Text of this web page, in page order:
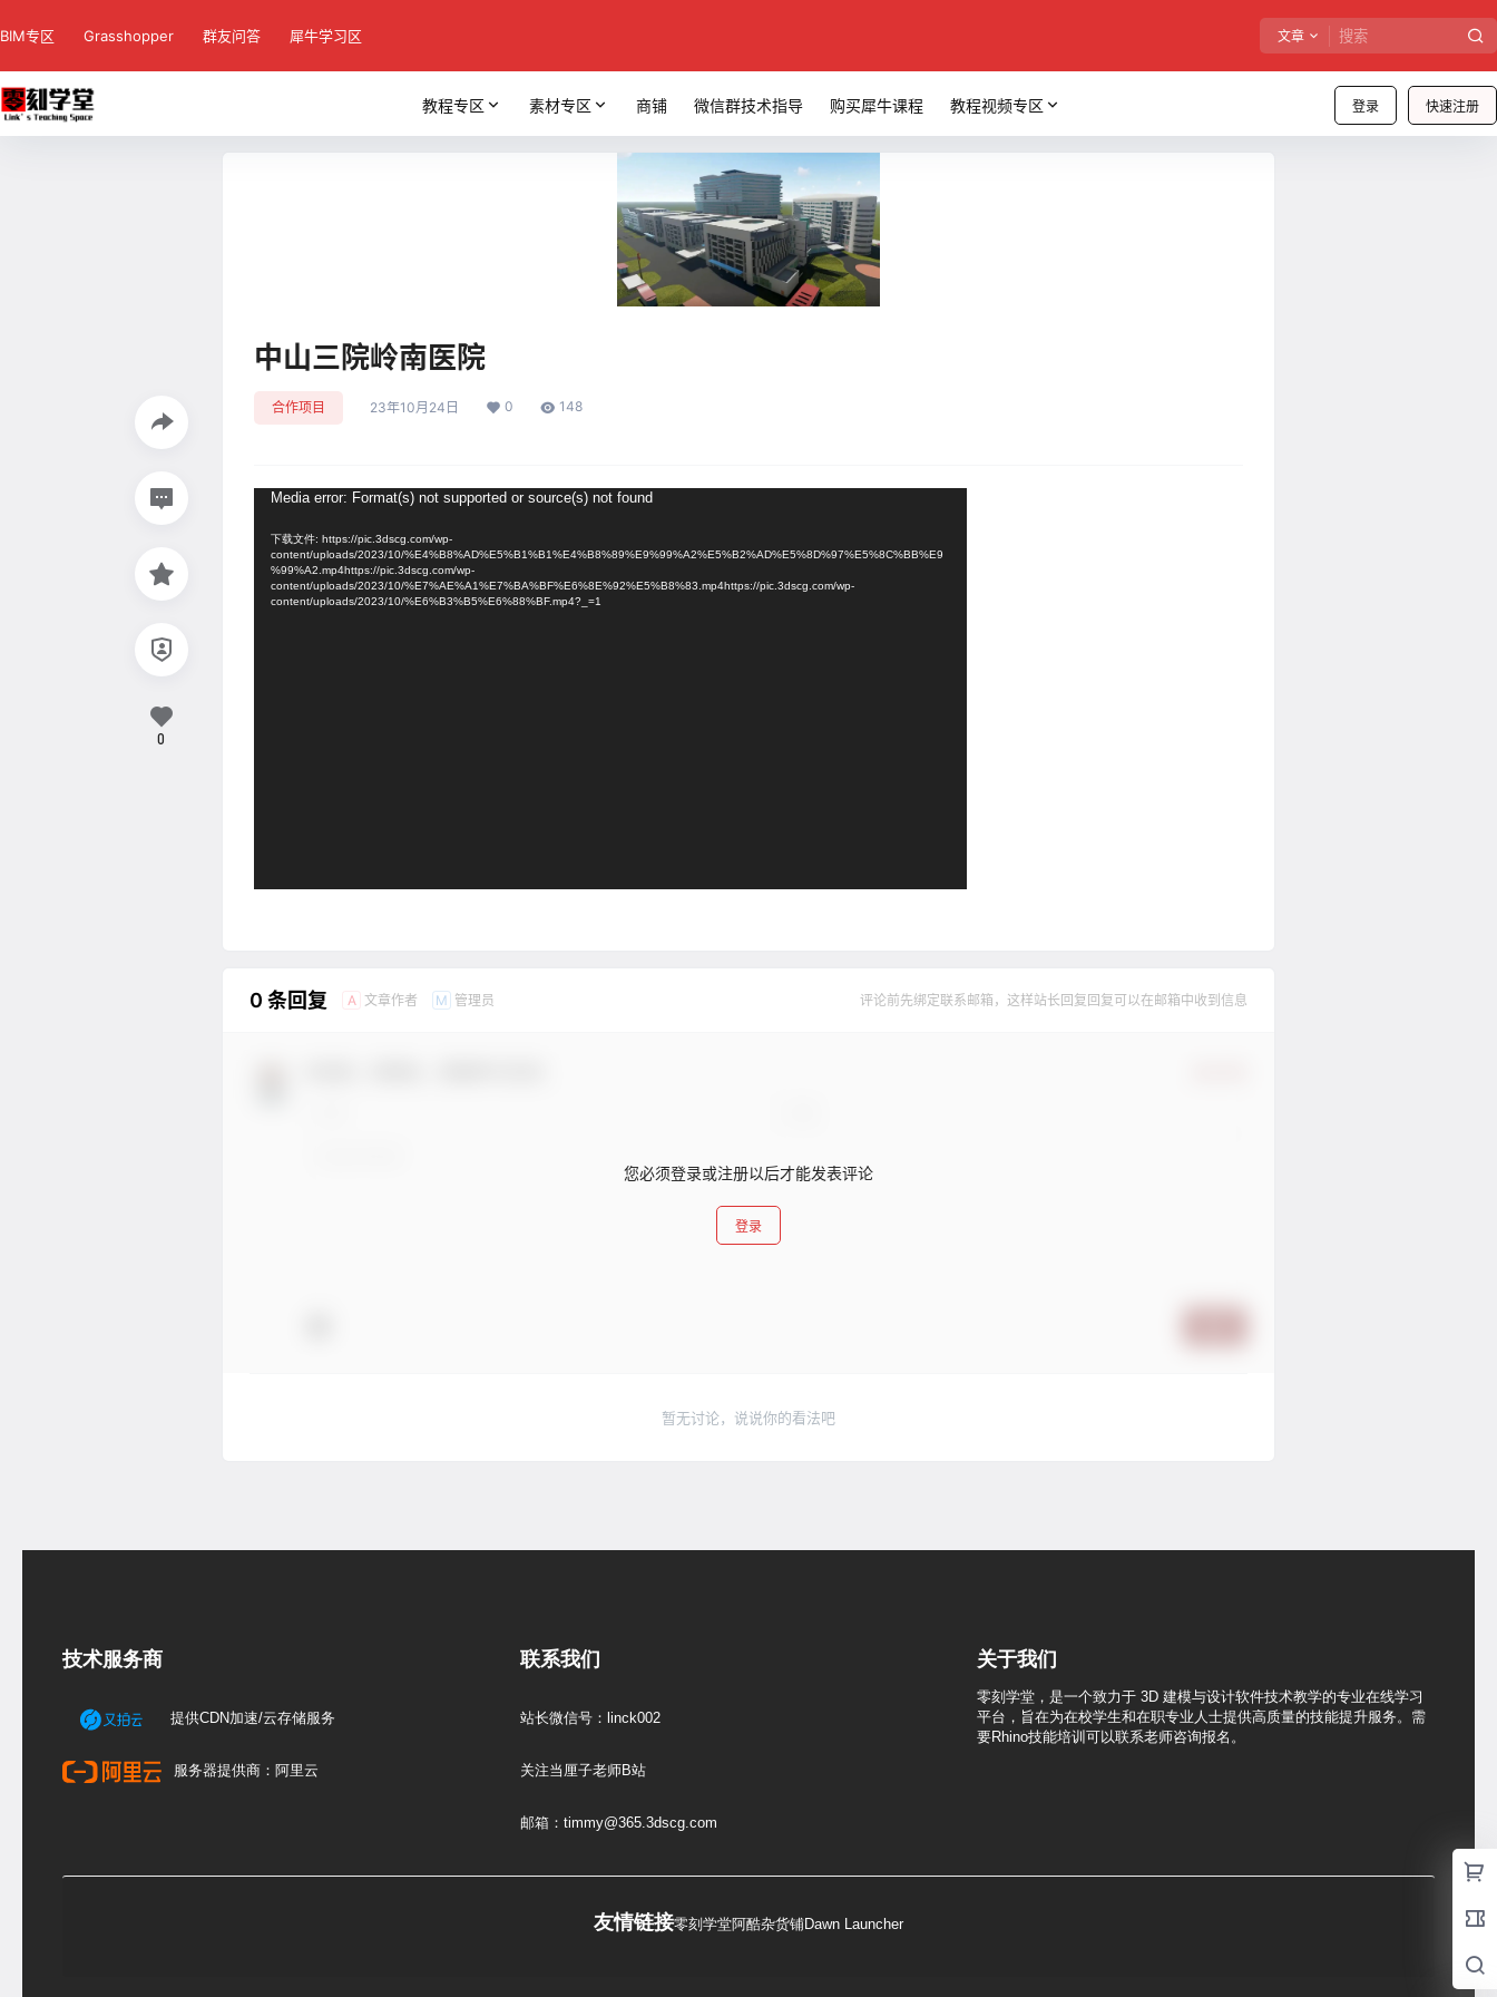
BIM专区 Grasshopper 群友问答 犀牛学习区 文章
登录 快速注册
教程专区 素材专区 商铺 微信群技术指导 购买犀牛课程 教程视频专区
中山三院岭南医院
合作项目 23年10月24日 0 148
Media error: Format(s) not supported or source(s) not found
下载文件: https://pic.3dscg.com/wp-
content/uploads/2023/10/%E4%B8%AD%E5%B1%B1%E4%B8%89%E9%99%A2%E5%B2%AD%E5%8D%97%E5%8C%BB%E9
%99%A2.mp4https://pic.3dscg.com/wp-
content/uploads/2023/10/%E7%AE%A1%E7%BA%BF%E6%8E%92%E5%B8%83.mp4https://pic.3dscg.com/wp-
content/uploads/2023/10/%E6%B3%B5%E6%88%BF.mp4?_=1
0
0 条回复 A 文章作者 M 管理员 评论前先绑定联系邮箱，这样站长回复回复可以在邮箱中收到信息
您必须登录或注册以后才能发表评论
登录
暂无讨论，说说你的看法吧
技术服务商
提供CDN加速/云存储服务
服务器提供商：阿里云
联系我们
站长微信号：linck002
关注当厘子老师B站
邮箱：timmy@365.3dscg.com
关于我们
零刻学堂，是一个致力于 3D 建模与设计软件技术教学的专业在线学习
平台，旨在为在校学生和在职专业人士提供高质量的技能提升服务。需
要Rhino技能培训可以联系老师咨询报名。
友情链接零刻学堂阿酷杂货铺Dawn Launcher